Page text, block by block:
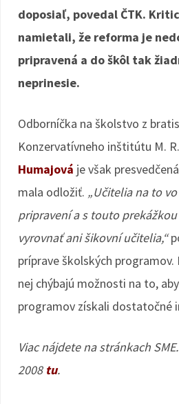
doposiaľ, povedal ČTK.
namietali, že reforma je
pripravená a do škôl tak
neprinesie.
Odborníčka na školstvo z
Konzervatívneho inštitútu M.
Humajová je však
mala odložiť. „Učitelia na to
pripravení a s touto
vyrovnať ani šikovní učitelia,“
príprave školských
nej chýbajú možnosti na to,
programov získali dostatočné
Viac nájdete na stránkach
2008 tu.